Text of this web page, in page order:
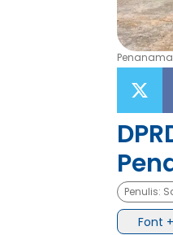
Penulis:
Font +